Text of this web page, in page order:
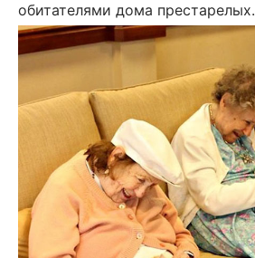
обитателями дома престарелых.